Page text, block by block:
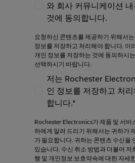
저는 Rochester
와 회사 커뮤니케이션
것에 동의합니다.
요청하신 콘텐츠를 제공하기 위해서
정보를 저장하고 처리해야 합니다. 이
개인 정보를 저장하는 것에 동의하시
선택하시기 바랍니다.
저는 Rochester
저는 Rochester
인 정보를 저장하고 처
합니다.*
Rochester Electronics가 제품 및 서비
하에게 알려 드리기 위해서는 귀하가
가 필요합니다. 귀하는 콘텐츠 수신을
있습니다. 수신 취소 방법과 더불어 저
행 및 개인정보 보호약속에 대한 자세